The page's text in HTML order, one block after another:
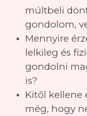
múltbeli
gondolom,
Mennyire
lelkileg és
gondolni
is?
Kitől kellene
még, hogy